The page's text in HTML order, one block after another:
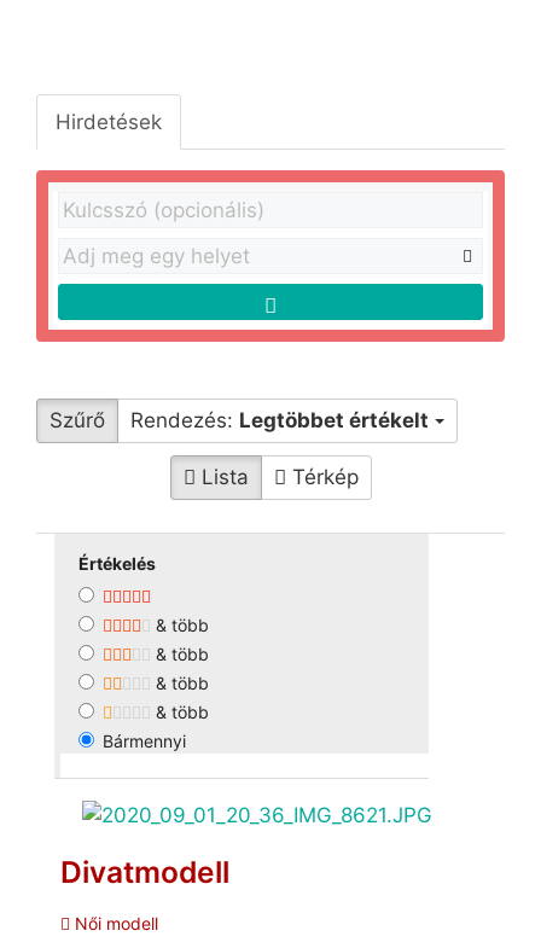
Hirdetések
Szűrő Rendezés: Legtöbbet értékelt
Lista Térkép
Értékelés
& több
& több
& több
& több
Bármennyi
Divatmodell
Női modell